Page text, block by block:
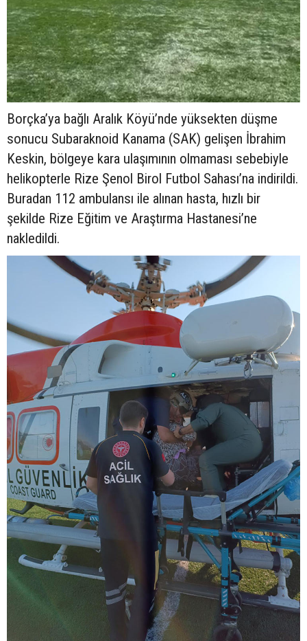
Borçka’ya bağlı Aralık Köyü’nde yüksekten düşme
sonucu Subaraknoid Kanama (SAK) gelişen İbrahim
Keskin, bölgeye kara ulaşımının olmaması sebebiyle
helikopterle Rize Şenol Birol Futbol Sahası’na indirildi.
Buradan 112 ambulansı ile alınan hasta, hızlı bir
şekilde Rize Eğitim ve Araştırma Hastanesi’ne
nakledildi.